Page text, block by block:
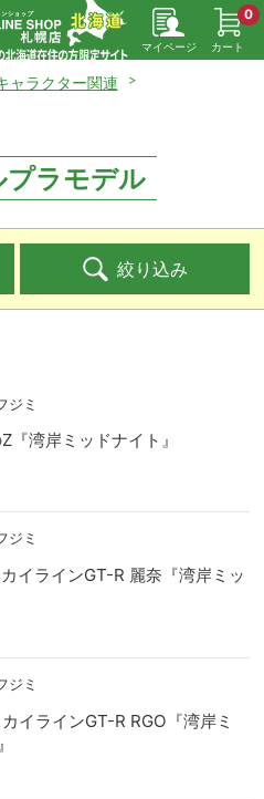
マイページ カート
0
ャラクター関連
プラモデル
絞り込み
ジミ
『湾岸ミッドナイト』
ジミ
イラインGT-R 麗奈『湾岸ミッ
ジミ
イラインGT-R RGO『湾岸ミ